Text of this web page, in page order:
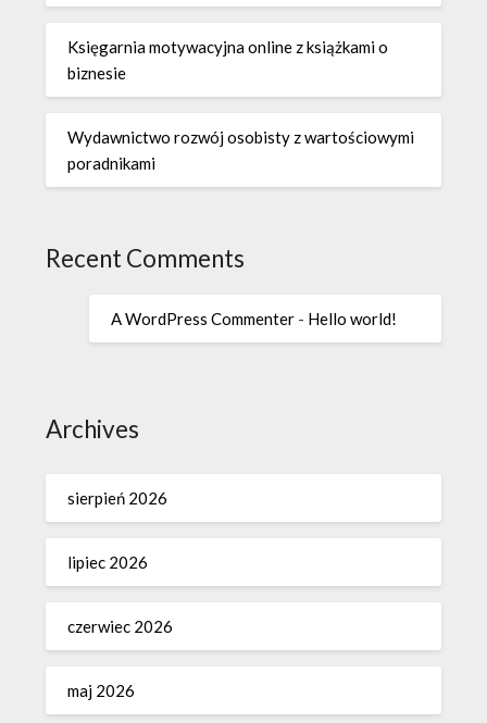
Księgarnia motywacyjna online z książkami o
biznesie
Wydawnictwo rozwój osobisty z wartościowymi
poradnikami
Recent Comments
A WordPress Commenter - Hello world!
Archives
sierpień 2026
lipiec 2026
czerwiec 2026
maj 2026